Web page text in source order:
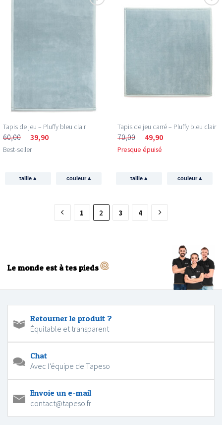
Tapis de jeu – Pluffy bleu clair
60,00 39,90
Best-seller
taille▴ couleur▴
Tapis de jeu carré – Pluffy bleu clair
70,00 49,90
Presque épuisé
taille▴ couleur▴
1 2 3 4
Le monde est à tes pieds
Retourner le produit ?
Équitable et transparent
Chat
Avec l'équipe de Tapeso
Envoie un e-mail
contact@tapeso.fr